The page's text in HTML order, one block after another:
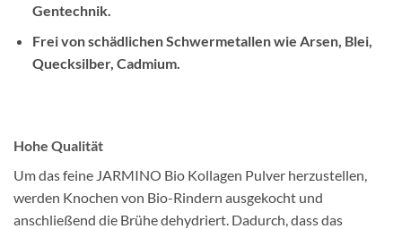
Gentechnik.
Frei von schädlichen Schwermetallen wie Arsen, Blei,
Quecksilber, Cadmium.
Hohe Qualität
Um das feine JARMINO Bio Kollagen Pulver herzustellen,
werden Knochen von Bio-Rindern ausgekocht und
anschließend die Brühe dehydriert. Dadurch, dass das